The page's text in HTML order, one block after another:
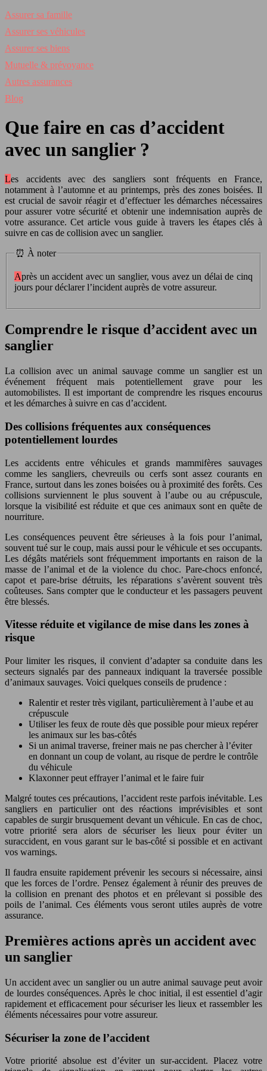
Assurer sa famille
Assurer ses véhicules
Assurer ses biens
Mutuelle & prévoyance
Autres assurances
Blog
Que faire en cas d’accident
avec un sanglier ?
Les accidents avec des sangliers sont fréquents en France,
notamment à l’automne et au printemps, près des zones boisées. Il
est crucial de savoir réagir et d’effectuer les démarches nécessaires
pour assurer votre sécurité et obtenir une indemnisation auprès de
votre assurance. Cet article vous guide à travers les étapes clés à
suivre en cas de collision avec un sanglier.
⏰ À noter
Après un accident avec un sanglier, vous avez un délai de cinq
jours pour déclarer l’incident auprès de votre assureur.
Comprendre le risque d’accident avec un
sanglier
La collision avec un animal sauvage comme un sanglier est un
événement fréquent mais potentiellement grave pour les
automobilistes. Il est important de comprendre les risques encourus
et les démarches à suivre en cas d’accident.
Des collisions fréquentes aux conséquences
potentiellement lourdes
Les accidents entre véhicules et grands mammifères sauvages
comme les sangliers, chevreuils ou cerfs sont assez courants en
France, surtout dans les zones boisées ou à proximité des forêts. Ces
collisions surviennent le plus souvent à l’aube ou au crépuscule,
lorsque la visibilité est réduite et que ces animaux sont en quête de
nourriture.
Les conséquences peuvent être sérieuses à la fois pour l’animal,
souvent tué sur le coup, mais aussi pour le véhicule et ses occupants.
Les dégâts matériels sont fréquemment importants en raison de la
masse de l’animal et de la violence du choc. Pare-chocs enfoncé,
capot et pare-brise détruits, les réparations s’avèrent souvent très
coûteuses. Sans compter que le conducteur et les passagers peuvent
être blessés.
Vitesse réduite et vigilance de mise dans les zones à
risque
Pour limiter les risques, il convient d’adapter sa conduite dans les
secteurs signalés par des panneaux indiquant la traversée possible
d’animaux sauvages. Voici quelques conseils de prudence :
Ralentir et rester très vigilant, particulièrement à l’aube et au
crépuscule
Utiliser les feux de route dès que possible pour mieux repérer
les animaux sur les bas-côtés
Si un animal traverse, freiner mais ne pas chercher à l’éviter
en donnant un coup de volant, au risque de perdre le contrôle
du véhicule
Klaxonner peut effrayer l’animal et le faire fuir
Malgré toutes ces précautions, l’accident reste parfois inévitable. Les
sangliers en particulier ont des réactions imprévisibles et sont
capables de surgir brusquement devant un véhicule. En cas de choc,
votre priorité sera alors de sécuriser les lieux pour éviter un
suraccident, en vous garant sur le bas-côté si possible et en activant
vos warnings.
Il faudra ensuite rapidement prévenir les secours si nécessaire, ainsi
que les forces de l’ordre. Pensez également à réunir des preuves de
la collision en prenant des photos et en prélevant si possible des
poils de l’animal. Ces éléments vous seront utiles auprès de votre
assurance.
Premières actions après un accident avec
un sanglier
Un accident avec un sanglier ou un autre animal sauvage peut avoir
de lourdes conséquences. Après le choc initial, il est essentiel d’agir
rapidement et efficacement pour sécuriser les lieux et rassembler les
éléments nécessaires pour votre assureur.
Sécuriser la zone de l’accident
Votre priorité absolue est d’éviter un sur-accident. Placez votre